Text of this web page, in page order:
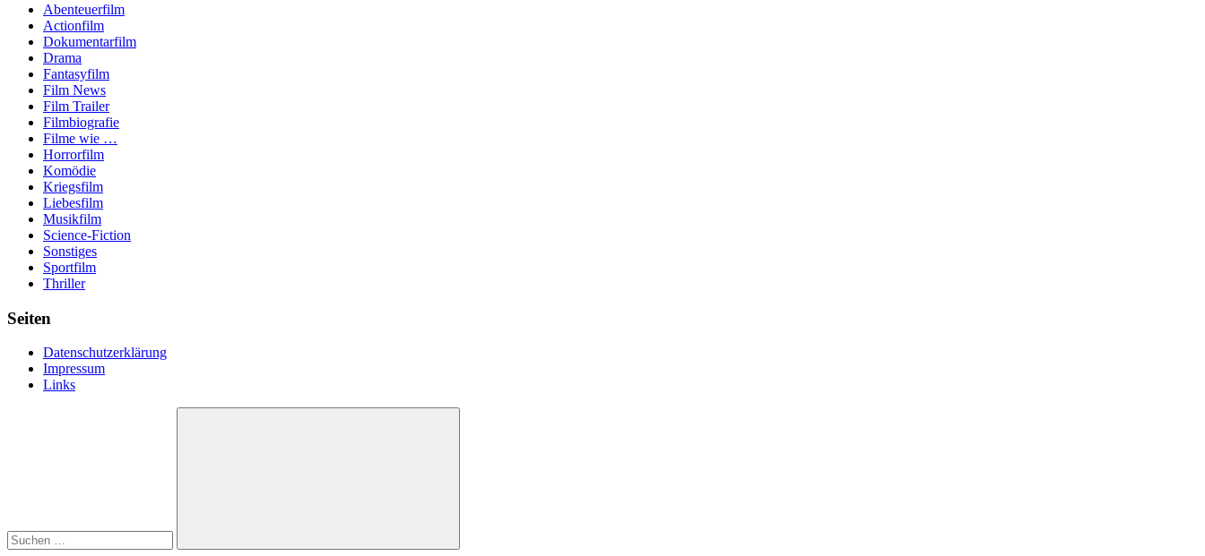
Abenteuerfilm
Actionfilm
Dokumentarfilm
Drama
Fantasyfilm
Film News
Film Trailer
Filmbiografie
Filme wie …
Horrorfilm
Komödie
Kriegsfilm
Liebesfilm
Musikfilm
Science-Fiction
Sonstiges
Sportfilm
Thriller
Seiten
Datenschutzerklärung
Impressum
Links
Suchen